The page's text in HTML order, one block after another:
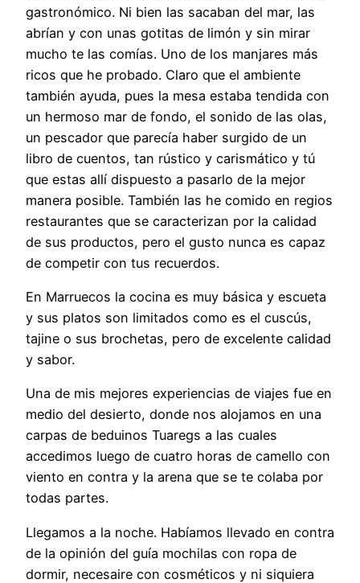
gastronómico. Ni bien las sacaban del mar, las
abrían y con unas gotitas de limón y sin mirar
mucho te las comías. Uno de los manjares más
ricos que he probado. Claro que el ambiente
también ayuda, pues la mesa estaba tendida con
un hermoso mar de fondo, el sonido de las olas,
un pescador que parecía haber surgido de un
libro de cuentos, tan rústico y carismático y tú
que estas allí dispuesto a pasarlo de la mejor
manera posible. También las he comido en regios
restaurantes que se caracterizan por la calidad
de sus productos, pero el gusto nunca es capaz
de competir con tus recuerdos.
En Marruecos la cocina es muy básica y escueta
y sus platos son limitados como es el cuscús,
tajine o sus brochetas, pero de excelente calidad
y sabor.
Una de mis mejores experiencias de viajes fue en
medio del desierto, donde nos alojamos en una
carpas de beduinos Tuaregs a las cuales
accedimos luego de cuatro horas de camello con
viento en contra y la arena que se te colaba por
todas partes.
Llegamos a la noche. Habíamos llevado en contra
de la opinión del guía mochilas con ropa de
dormir, necesaire con cosméticos y ni siquiera